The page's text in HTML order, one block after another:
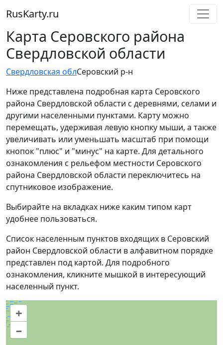
RusKarty.ru
Карта Серовского района
Свердловской области
Свердловская облСеровский р-н
Ниже представлена подробная карта Серовского
района Свердловской области с деревнями, селами и
другими населенными пунктами. Карту можно
перемещать, удерживая левую кнопку мыши, а также
увеличивать или уменьшать масштаб при помощи
кнопок "плюс" и "минус" на карте. Для детального
ознакомления с рельефом местности Серовского
района Свердловской области переключитесь на
спутниковое изображение.
Выбирайте на вкладках ниже каким типом карт
удобнее пользоваться.
Список населенным пунктов входящих в Серовский
район Свердловской области в алфавитном порядке
представлен под картой. Для подробного
ознакомления, кликните мышкой в интересующий
населенный пункт.
+
–